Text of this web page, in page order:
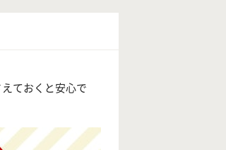
ておくと安心で